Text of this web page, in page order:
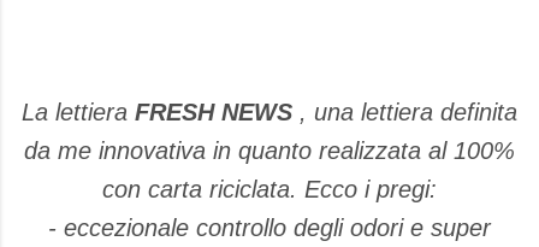
La lettiera FRESH NEWS , una lettiera definita
da me innovativa in quanto realizzata al 100%
con carta riciclata. Ecco i pregi:
- eccezionale controllo degli odori e super